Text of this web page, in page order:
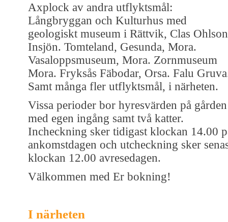
Axplock av andra utflyktsmål:
Långbryggan och Kulturhus med
geologiskt museum i Rättvik, Clas
Insjön. Tomteland, Gesunda, Mora.
Vasaloppsmuseum, Mora. Zornmuseum
Mora. Fryksås Fäbodar, Orsa. Falu
Samt många fler utflyktsmål, i närheten.
Vissa perioder bor hyresvärden på gården
med egen ingång samt två katter.
Incheckning sker tidigast klockan 14.00
ankomstdagen och utcheckning sker
klockan 12.00 avresedagen.
Välkommen med Er bokning!
I närheten